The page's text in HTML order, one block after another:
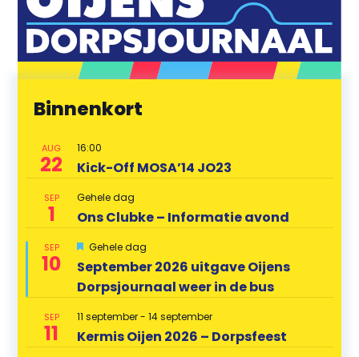
Binnenkort
AUG
22
16:00
Kick-Off MOSA’14 JO23
SEP
1
Gehele dag
Ons Clubke – Informatie avond
SEP
10
U
t
g
e
i
c
h
Gehele dag
September 2026 uitgave Oijens
Dorpsjournaal weer in de bus
SEP
11
11 september-14 september
Kermis Oijen 2026 – Dorpsfeest